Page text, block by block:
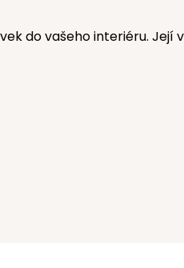
do vašeho interiéru. Její